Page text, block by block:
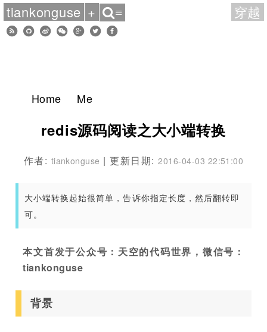
Home Me
redis源码阅读之大小端转换
作者: tiankonguse | 更新日期:2016-04-03 22:51:00
大小端转换起始很简单，告诉你指定长度，然后翻转即
可。
本文首发于公众号：天空的代码世界，微信号：
tiankonguse
背景
tiankonguse + ≡ 穿越